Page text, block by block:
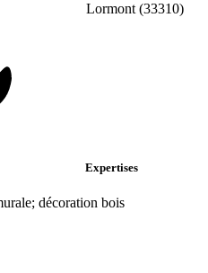
Lormont (33310)
Expertises
décoration bois